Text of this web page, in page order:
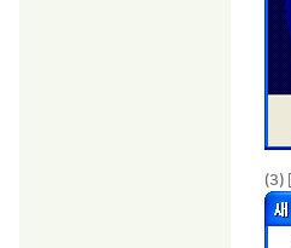
(3)